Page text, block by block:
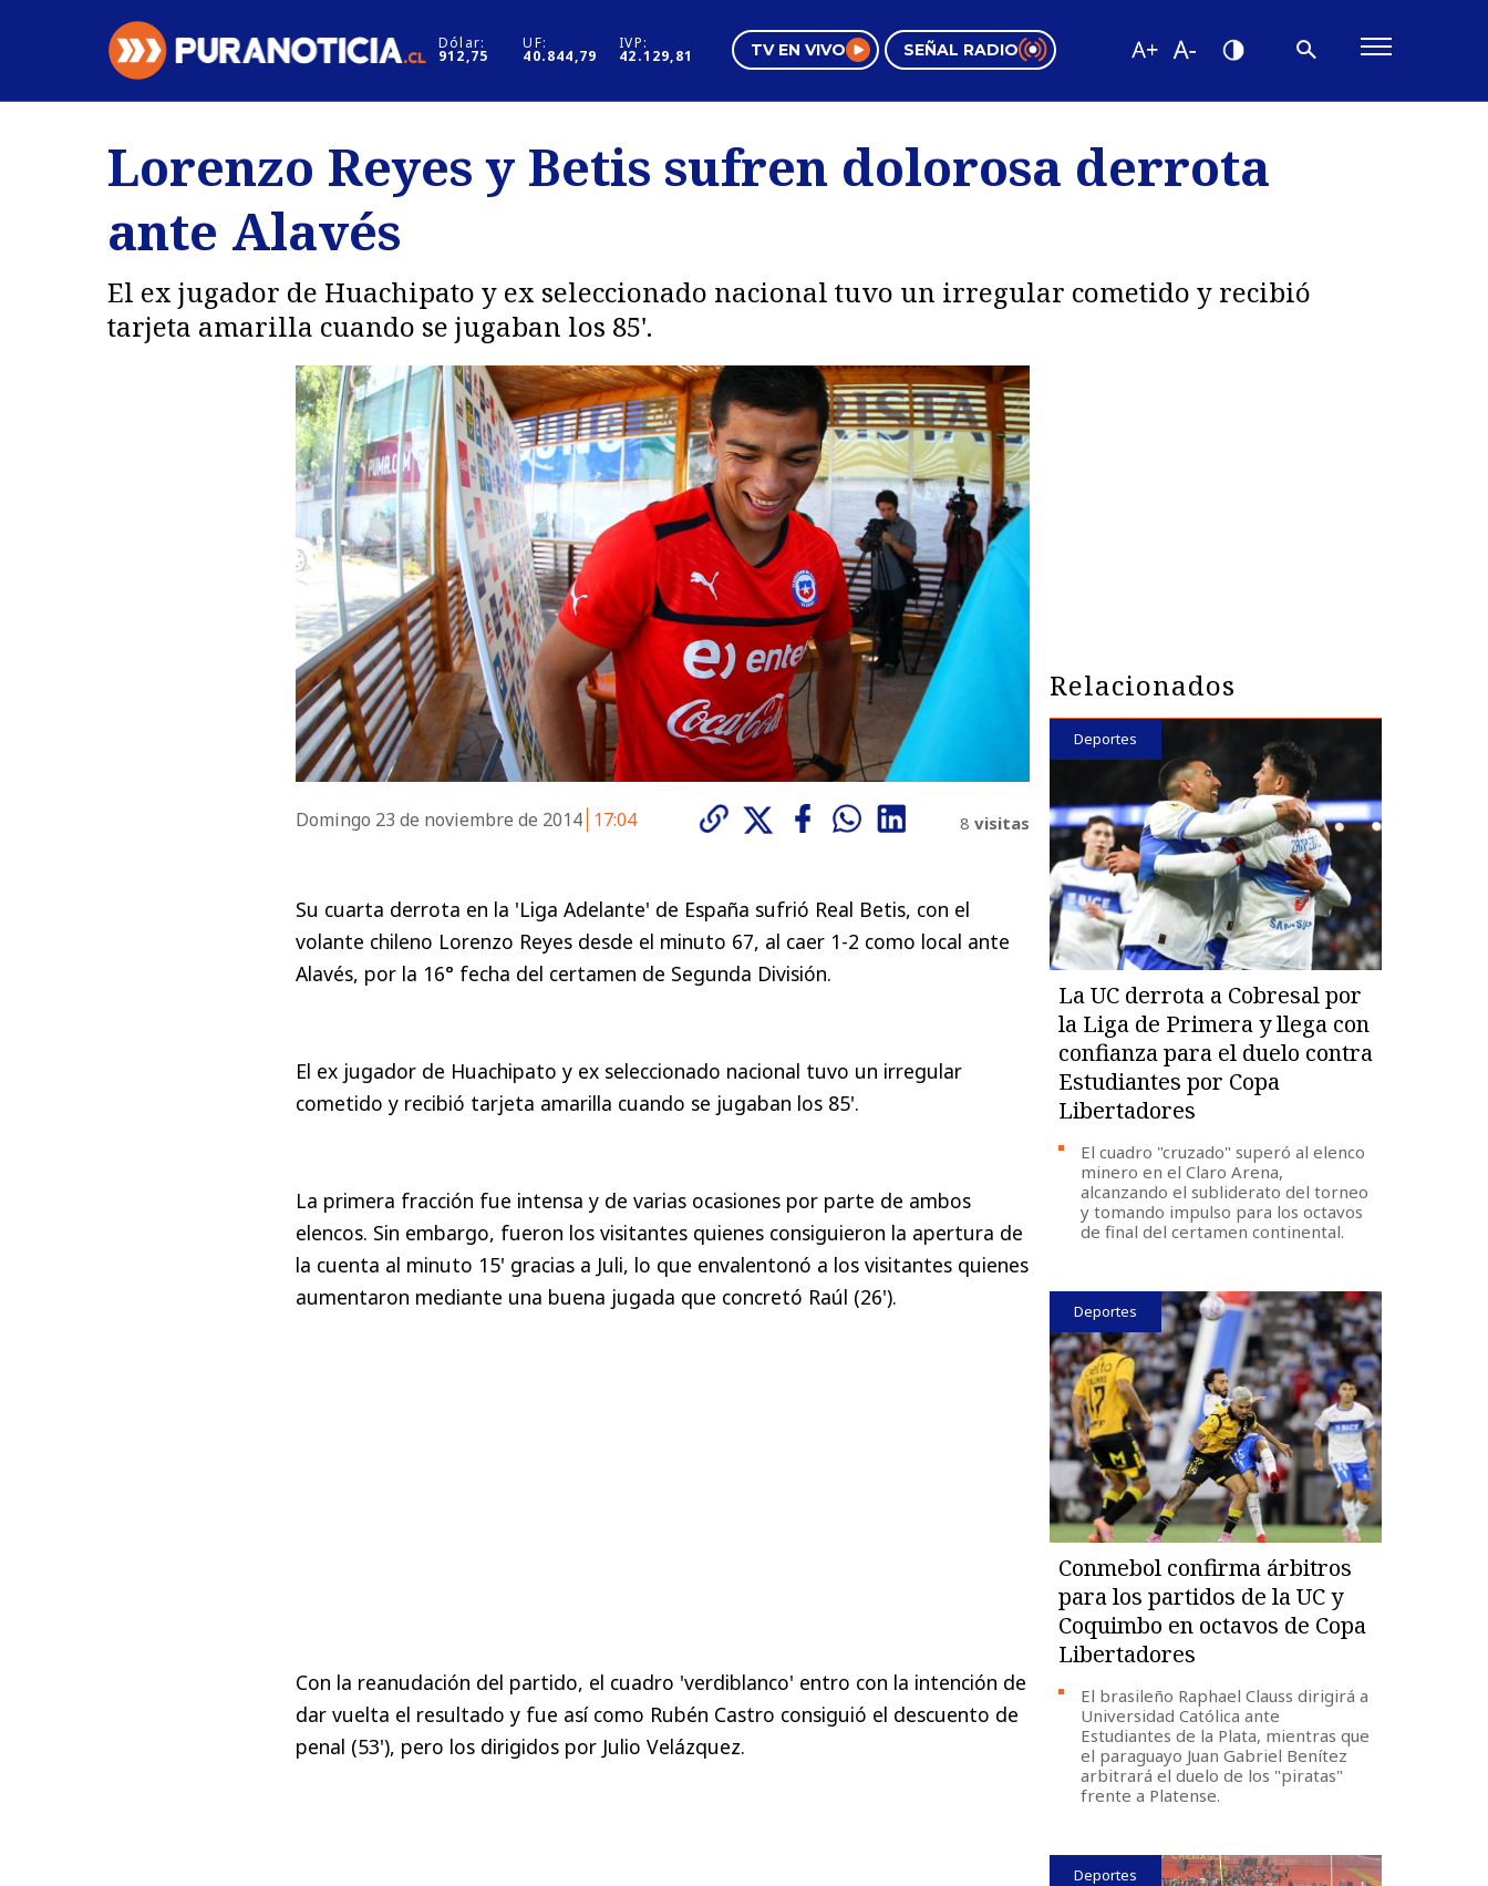
Dólar:
912,75
UF:
40.844,79
IVP:
42.129,81 TV EN VIVO SEÑAL RADIO
Regiones
Deportes
Internacional
Motores
Negocios Tendencias
Lorenzo Reyes y Betis sufren dolorosa derrota
ante Alavés
El ex jugador de Huachipato y ex seleccionado nacional tuvo un irregular cometido y recibió
tarjeta amarilla cuando se jugaban los 85'.
Domingo 23 de noviembre de 2014 17:04 8 visitas
Su cuarta derrota en la 'Liga Adelante' de España sufrió Real Betis, con el
volante chileno Lorenzo Reyes desde el minuto 67, al caer 1-2 como local ante
Alavés, por la 16° fecha del certamen de Segunda División.
El ex jugador de Huachipato y ex seleccionado nacional tuvo un irregular
cometido y recibió tarjeta amarilla cuando se jugaban los 85'.
La primera fracción fue intensa y de varias ocasiones por parte de ambos
elencos. Sin embargo, fueron los visitantes quienes consiguieron la apertura de
la cuenta al minuto 15' gracias a Juli, lo que envalentonó a los visitantes quienes
aumentaron mediante una buena jugada que concretó Raúl (26').
Con la reanudación del partido, el cuadro 'verdiblanco' entro con la intención de
dar vuelta el resultado y fue así como Rubén Castro consiguió el descuento de
penal (53'), pero los dirigidos por Julio Velázquez.
Relacionados
Deportes
La UC derrota a Cobresal por
la Liga de Primera y llega con
confianza para el duelo contra
Estudiantes por Copa
Libertadores
El cuadro "cruzado" superó al elenco
minero en el Claro Arena,
alcanzando el subliderato del torneo
y tomando impulso para los octavos
de final del certamen continental.
Deportes
Conmebol confirma árbitros
para los partidos de la UC y
Coquimbo en octavos de Copa
Libertadores
El brasileño Raphael Clauss dirigirá a
Universidad Católica ante
Estudiantes de la Plata, mientras que
el paraguayo Juan Gabriel Benítez
arbitrará el duelo de los "piratas"
frente a Platense.
Deportes